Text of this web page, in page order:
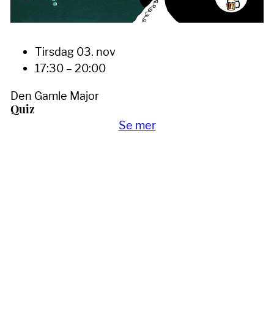
Tirsdag 03. nov
17:30 – 20:00
Den Gamle Major
Quiz
Se mer